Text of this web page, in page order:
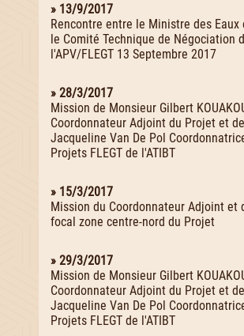
» 13/9/2017
Rencontre entre le Ministre des
le Comité Technique de Négociation
l'APV/FLEGT 13 Septembre 2017
» 28/3/2017
Mission de Monsieur Gilbert
Coordonnateur Adjoint du Projet et
Jacqueline Van De Pol
Projets FLEGT de l'ATIBT
» 15/3/2017
Mission du Coordonnateur Adjoint et
focal zone centre-nord du Projet
» 29/3/2017
Mission de Monsieur Gilbert
Coordonnateur Adjoint du Projet et
Jacqueline Van De Pol
Projets FLEGT de l'ATIBT